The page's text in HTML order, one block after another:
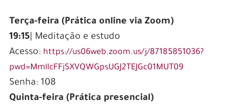
Terça-feira (Prática online via Zoom)
19:15| Meditação e estudo
Acesso: https://us06web.zoom.us/j/87185851036?
pwd=MmllcFFjSXVQWGpsUGJ2TEJGc01MUT09
Senha: 108
Quinta-feira (Prática presencial)